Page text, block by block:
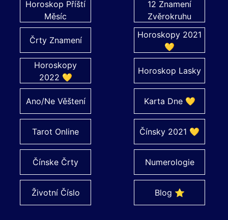
Horoskop Příští
Měsíc
12 Znamení
Zvěrokruhu
Črty Znamení
Horoskopy 2021
💛
Horoskopy
2022 💛
Horoskop Lasky
Ano/Ne Věštení Karta Dne 💛
Tarot Online Čínsky 2021 💛
Čínske Črty Numerologie
Životní Číslo Blog ⭐